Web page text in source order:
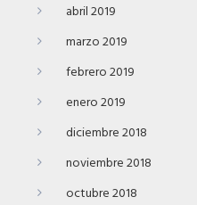
abril 2019
marzo 2019
febrero 2019
enero 2019
diciembre 2018
noviembre 2018
octubre 2018